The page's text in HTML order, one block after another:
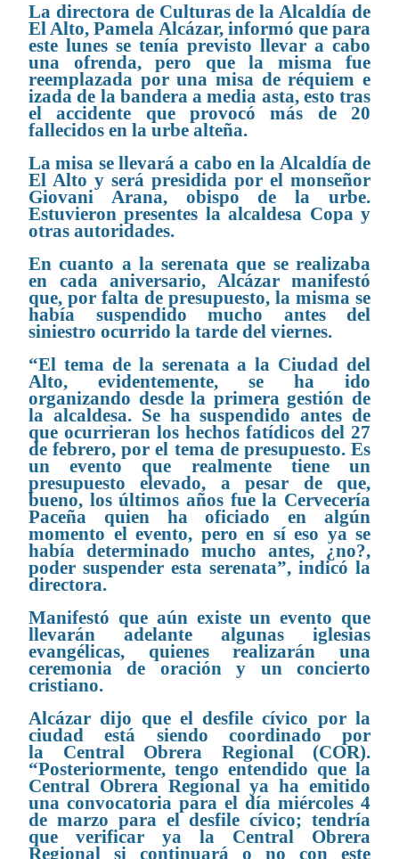
La directora de Culturas de la Alcaldía de
El Alto, Pamela Alcázar, informó que para
este lunes se tenía previsto llevar a cabo
una ofrenda, pero que la misma fue
reemplazada por una misa de réquiem e
izada de la bandera a media asta, esto tras
el accidente que provocó más de 20
fallecidos en la urbe alteña.
La misa se llevará a cabo en la Alcaldía de
El Alto y será presidida por el monseñor
Giovani Arana, obispo de la urbe.
Estuvieron presentes la alcaldesa Copa y
otras autoridades.
En cuanto a la serenata que se realizaba
en cada aniversario, Alcázar manifestó
que, por falta de presupuesto, la misma se
había suspendido mucho antes del
siniestro ocurrido la tarde del viernes.
“El tema de la serenata a la Ciudad del
Alto, evidentemente, se ha ido
organizando desde la primera gestión de
la alcaldesa. Se ha suspendido antes de
que ocurrieran los hechos fatídicos del 27
de febrero, por el tema de presupuesto. Es
un evento que realmente tiene un
presupuesto elevado, a pesar de que,
bueno, los últimos años fue la Cervecería
Paceña quien ha oficiado en algún
momento el evento, pero en sí eso ya se
había determinado mucho antes, ¿no?,
poder suspender esta serenata”, indicó la
directora.
Manifestó que aún existe un evento que
llevarán adelante algunas iglesias
evangélicas, quienes realizarán una
ceremonia de oración y un concierto
cristiano.
Alcázar dijo que el desfile cívico por la
ciudad está siendo coordinado por
la Central Obrera Regional(COR).
“Posteriormente, tengo entendido que la
Central Obrera Regional ya ha emitido
una convocatoria para el día miércoles 4
de marzo para el desfile cívico; tendría
que verificar ya la Central Obrera
Regional si continuará o no con este